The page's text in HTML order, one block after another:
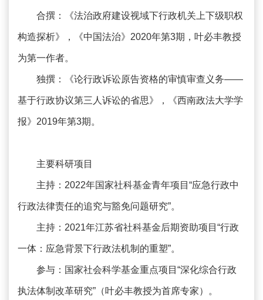
合撰：《法治政府建设视域下行政机关上下级职权
构造探析》，《中国法治》2020年第3期，叶必丰教授
为第一作者。
独撰：《论行政诉讼原告资格的审慎审查义务——
基于行政协议第三人诉讼的省思》，《西南政法大学学
报》2019年第3期。
主要科研项目
主持：2022年国家社科基金青年项目“应急行政中
行政法律责任的追究与豁免问题研究”。
主持：2021年江苏省社科基金后期资助项目“行政
一体：应急背景下行政法机制的重塑”。
参与：国家社会科学基金重点项目“深化综合行政
执法体制改革研究”（叶必丰教授为首席专家）。